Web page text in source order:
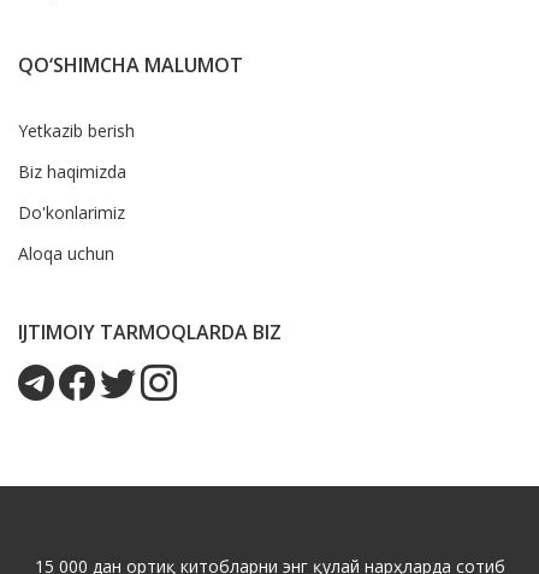
QO‘SHIMCHA MALUMOT
Yetkazib berish
Biz haqimizda
Do'konlarimiz
Aloqa uchun
IJTIMOIY TARMOQLARDA BIZ
15 000 дан ортиқ китобларни энг қулай нарҳларда сотиб